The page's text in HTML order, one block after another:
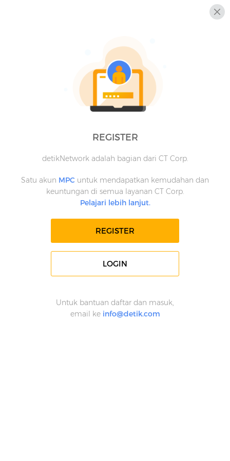
REGISTER
detikNetwork adalah bagian dari CT Corp.
Satu akun MPC untuk mendapatkan kemudahan dan
keuntungan di semua layanan CT Corp.
Pelajari lebih lanjut.
REGISTER
LOGIN
Untuk bantuan daftar dan masuk,
email ke info@detik.com